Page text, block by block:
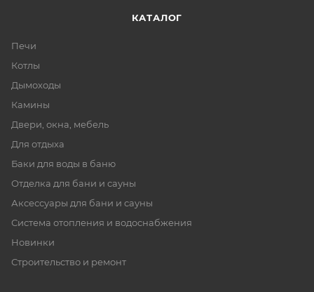
КАТАЛОГ
Печи
Котлы
Дымоходы
Камины
Двери, окна, мебель
Для отдыха
Баки для воды в баню
Отделка для бани и сауны
Аксессуары для бани и сауны
Система отопления и водоснабжения
Новинки
Строительство и ремонт